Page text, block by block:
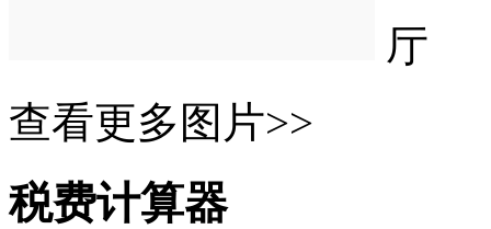
厅
查看更多图片>>
税费计算器